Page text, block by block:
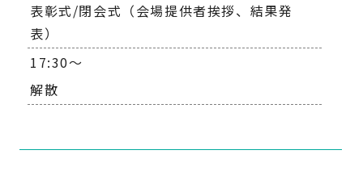
表彰式/閉会式（会場提供者挨拶、結果発
表）
17:30～
解散